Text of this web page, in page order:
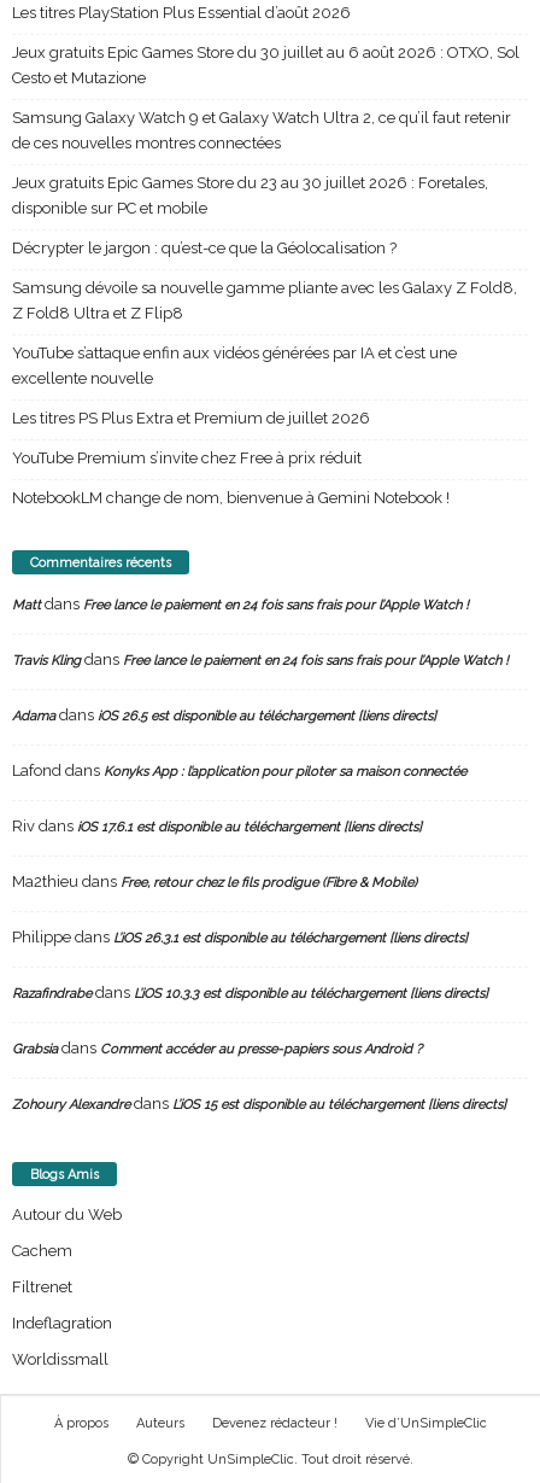
Les titres PlayStation Plus Essential d’août 2026
Jeux gratuits Epic Games Store du 30 juillet au 6 août 2026 : OTXO, Sol
Cesto et Mutazione
Samsung Galaxy Watch 9 et Galaxy Watch Ultra 2, ce qu’il faut retenir
de ces nouvelles montres connectées
Jeux gratuits Epic Games Store du 23 au 30 juillet 2026 : Foretales,
disponible sur PC et mobile
Décrypter le jargon : qu’est-ce que la Géolocalisation ?
Samsung dévoile sa nouvelle gamme pliante avec les Galaxy Z Fold8,
Z Fold8 Ultra et Z Flip8
YouTube s’attaque enfin aux vidéos générées par IA et c’est une
excellente nouvelle
Les titres PS Plus Extra et Premium de juillet 2026
YouTube Premium s’invite chez Free à prix réduit
NotebookLM change de nom, bienvenue à Gemini Notebook !
Commentaires récents
Mattdans Free lance le paiement en 24 fois sans frais pour l’Apple Watch !
Travis Klingdans Free lance le paiement en 24 fois sans frais pour l’Apple Watch !
Adamadans iOS 26.5 est disponible au téléchargement [liens directs]
Lafond dans Konyks App : l’application pour piloter sa maison connectée
Riv dans iOS 17.6.1 est disponible au téléchargement [liens directs]
Ma2thieu dans Free, retour chez le fils prodigue (Fibre & Mobile)
Philippe dans L’iOS 26.3.1 est disponible au téléchargement [liens directs]
Razafindrabedans L’iOS 10.3.3 est disponible au téléchargement [liens directs]
Grabsiadans Comment accéder au presse-papiers sous Android ?
Zohoury Alexandredans L’iOS 15 est disponible au téléchargement [liens directs]
Blogs Amis
Autour du Web
Cachem
Filtrenet
Indeflagration
Worldissmall
À propos Auteurs Devenez rédacteur ! Vie d’UnSimpleClic
© Copyright UnSimpleClic. Tout droit réservé.